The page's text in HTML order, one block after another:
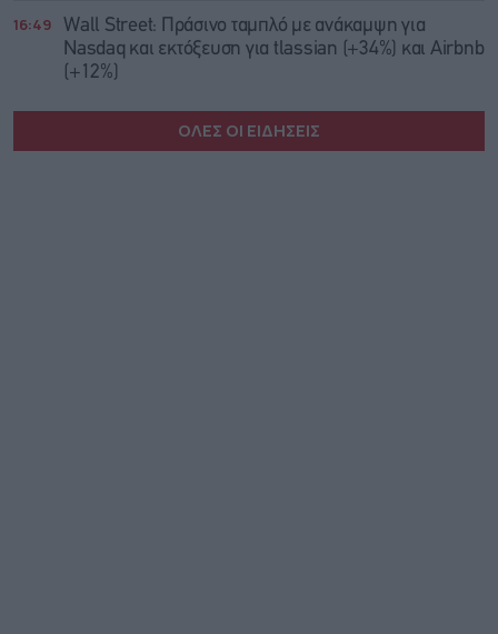
16:49
Wall Street: Πράσινο ταμπλό με ανάκαμψη για
Nasdaq και εκτόξευση για tlassian (+34%) και Airbnb
(+12%)
ΟΛΕΣ ΟΙ ΕΙΔΗΣΕΙΣ